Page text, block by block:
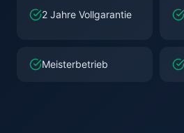
2 Jahre Vollgarantie
Meisterbetrieb